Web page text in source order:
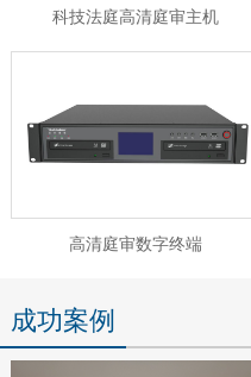
科技法庭高清庭审主机
高清庭审数字终端
成功案例